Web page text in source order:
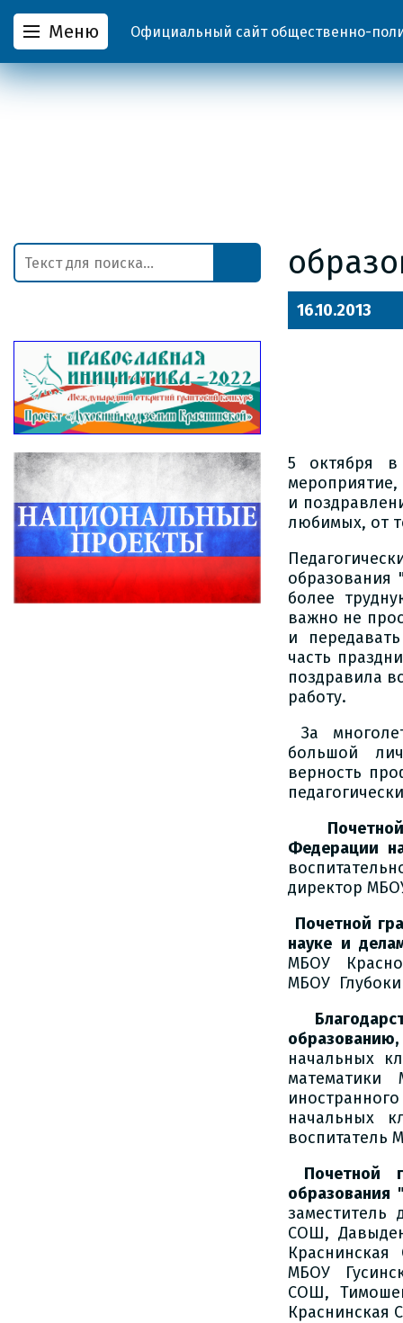
Меню Официальный сайт общественно-
16.10.2013
5 октября в
и
любимых, от
более
важно не
и
часть
поздравила
работу.
За
большой
верность
Федерации
директор
Почетной
науке и
МБОУ
МБОУ
начальных
начальных
воспитатель
Почетной
образования
заместитель
СОШ,
Краснинская
МБОУ
СОШ,
Краснинская